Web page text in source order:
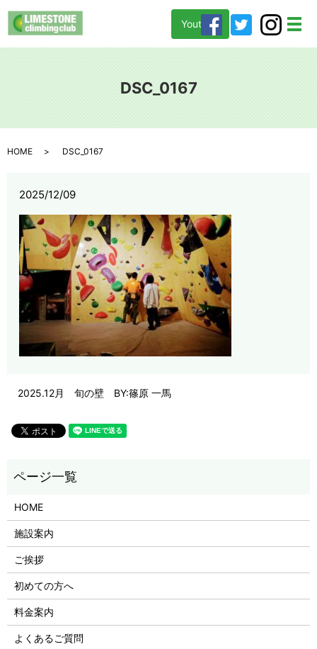
メ
Youtube
DSC_0167
HOME DSC_0167
2025/12/09
2025.12月 旬の壁 BY:篠原 一馬
HOME
施設案内
ご挨拶
初めての方へ
料金案内
よくあるご質問